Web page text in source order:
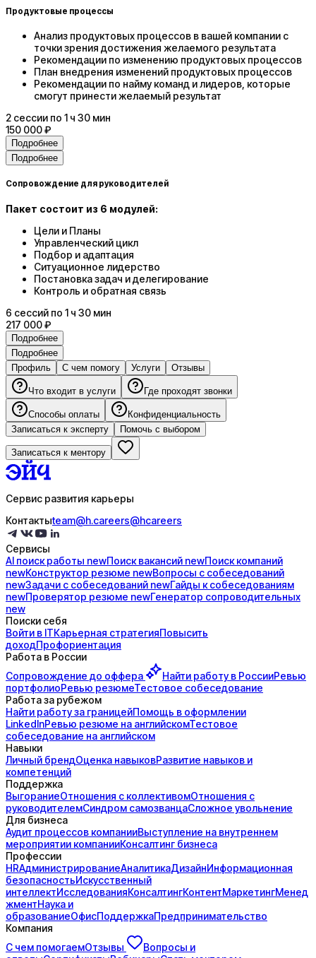
Продуктовые процессы
Анализ продуктовых процессов в вашей компании с
точки зрения достижения желаемого результата
Рекомендации по изменению продуктовых процессов
План внедрения изменений продуктовых процессов
Рекомендации по найму команд и лидеров, которые
смогут принести желаемый результат
2 сессии по 1 ч 30 мин
150 000 ₽
Подробнее
Подробнее
Сопровождение для руководителей
Пакет состоит из 6 модулей:
Цели и Планы
Управленческий цикл
Подбор и адаптация
Ситуационное лидерство
Постановка задач и делегирование
Контроль и обратная связь
6 сессий по 1 ч 30 мин
217 000 ₽
Подробнее
Подробнее
Профиль
С чем помогу Услуги Отзывы
Что входит в услуги Где проходят звонки
Способы оплаты
Конфиденциальность
Записаться к эксперту
Помочь с выбором
Записаться к ментору
Сервис развития карьеры
Контактыteam@h.careers@hcareers
Сервисы
AI поискработы newПоисквакансий newПоисккомпаний
newКонструктор резюме newВопросы с собеседований
newЗадачи с собеседований newГайды ксобеседованиям
newПроверятор резюме newГенератор сопроводительных
new
Поиски себя
Войти в ITКарьерная стратегияПовысить
доходПрофориентация
Работа в России
Сопровождение до оффера Найти работу в РоссииРевью
портфолиоРевью резюмеТестовое собеседование
Работа за рубежом
Найти работу за границейПомощь в оформлении
LinkedInРевью резюме на английскомТестовое
собеседование на английском
Навыки
Личный брендОценка навыковРазвитие навыков и
компетенций
Поддержка
ВыгораниеОтношения с коллективомОтношения с
руководителемСиндром самозванцаСложное увольнение
Для бизнеса
Аудит процессов компанииВыступление на внутреннем
мероприятии компанииКонсалтинг бизнеса
Профессии
HRАдминистрированиеАналитикаДизайнИнформационная
безопасностьИскусственный
интеллектИсследованияКонсалтингКонтентМаркетингМенед
жментНаука и
образованиеОфисПоддержкаПредпринимательство
Компания
С чем помогаемОтзывы
Вопросы и